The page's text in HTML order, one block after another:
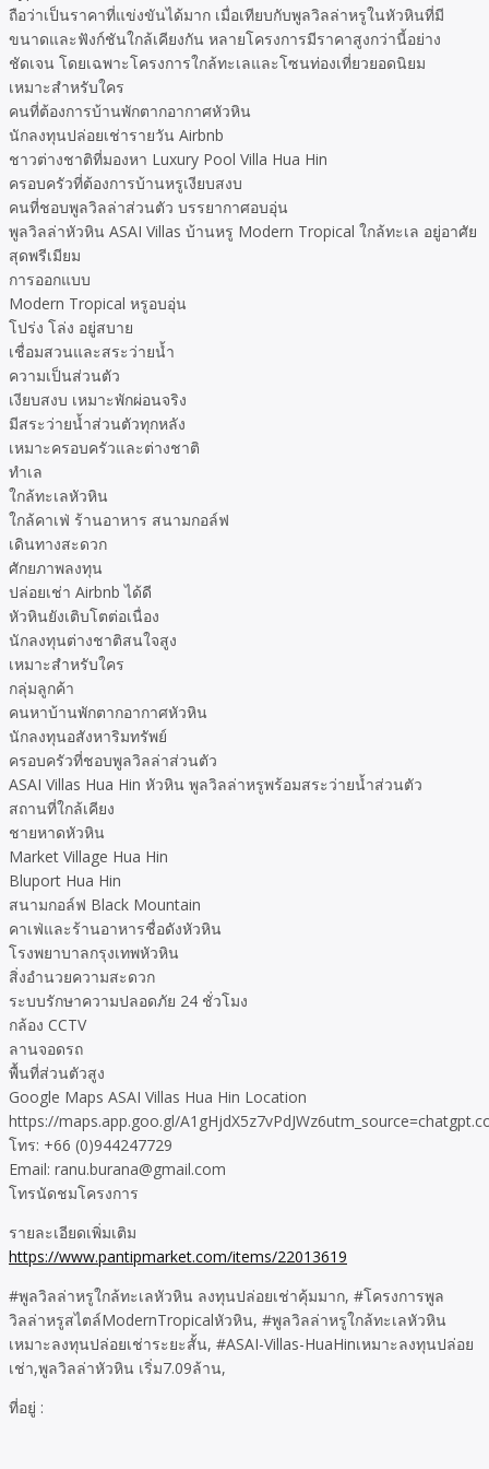
ถือว่าเป็นราคาที่แข่งขันได้มาก เมื่อเทียบกับพูลวิลล่าหรูในหัวหินที่มี
ขนาดและฟังก์ชันใกล้เคียงกัน หลายโครงการมีราคาสูงกว่านี้อย่าง
ชัดเจน โดยเฉพาะโครงการใกล้ทะเลและโซนท่องเที่ยวยอดนิยม
เหมาะสำหรับใคร
คนที่ต้องการบ้านพักตากอากาศหัวหิน
นักลงทุนปล่อยเช่ารายวัน Airbnb
ชาวต่างชาติที่มองหา Luxury Pool Villa Hua Hin
ครอบครัวที่ต้องการบ้านหรูเงียบสงบ
คนที่ชอบพูลวิลล่าส่วนตัว บรรยากาศอบอุ่น
พูลวิลล่าหัวหิน ASAI Villas บ้านหรู Modern Tropical ใกล้ทะเล อยู่อาศัย
สุดพรีเมียม
การออกแบบ
Modern Tropical หรูอบอุ่น
โปร่ง โล่ง อยู่สบาย
เชื่อมสวนและสระว่ายน้ำ
ความเป็นส่วนตัว
เงียบสงบ เหมาะพักผ่อนจริง
มีสระว่ายน้ำส่วนตัวทุกหลัง
เหมาะครอบครัวและต่างชาติ
ทำเล
ใกล้ทะเลหัวหิน
ใกล้คาเฟ่ ร้านอาหาร สนามกอล์ฟ
เดินทางสะดวก
ศักยภาพลงทุน
ปล่อยเช่า Airbnb ได้ดี
หัวหินยังเติบโตต่อเนื่อง
นักลงทุนต่างชาติสนใจสูง
เหมาะสำหรับใคร
กลุ่มลูกค้า
คนหาบ้านพักตากอากาศหัวหิน
นักลงทุนอสังหาริมทรัพย์
ครอบครัวที่ชอบพูลวิลล่าส่วนตัว
ASAI Villas Hua Hin หัวหิน พูลวิลล่าหรูพร้อมสระว่ายน้ำส่วนตัว
สถานที่ใกล้เคียง
ชายหาดหัวหิน
Market Village Hua Hin
Bluport Hua Hin
สนามกอล์ฟ Black Mountain
คาเฟ่และร้านอาหารชื่อดังหัวหิน
โรงพยาบาลกรุงเทพหัวหิน
สิ่งอำนวยความสะดวก
ระบบรักษาความปลอดภัย 24 ชั่วโมง
กล้อง CCTV
ลานจอดรถ
พื้นที่ส่วนตัวสูง
Google Maps ASAI Villas Hua Hin Location
https://maps.app.goo.gl/
โทร: +66 (0)944247729
Email: ranu.burana@gmail.com
โทรนัดชมโครงการ
รายละเอียดเพิ่มเติม
https://www.pantipmarket.com/items/22013619
#พูลวิลล่าหรูใกล้ทะเลหัวหิน ลงทุนปล่อยเช่าคุ้มมาก, #โครงการพูล
วิลล่าหรูสไตล์ModernTropicalหัวหิน, #พูลวิลล่าหรูใกล้ทะเลหัวหิน
เหมาะลงทุนปล่อยเช่าระยะสั้น, #ASAI-Villas-HuaHinเหมาะลงทุนปล่อย
เช่า,พูลวิลล่าหัวหิน เริ่ม7.09ล้าน,
ที่อยู่ :